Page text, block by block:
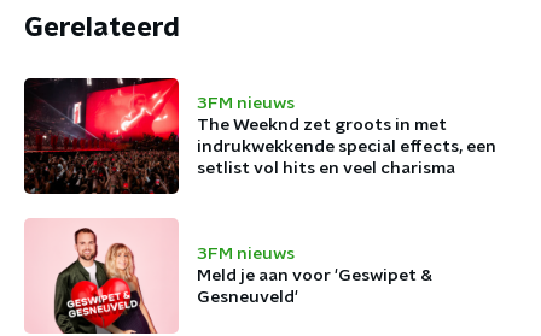
Gerelateerd
3FM nieuws
The Weeknd zet groots in met
indrukwekkende special effects, een
setlist vol hits en veel charisma
3FM nieuws
Meld je aan voor 'Geswipet &
Gesneuveld'